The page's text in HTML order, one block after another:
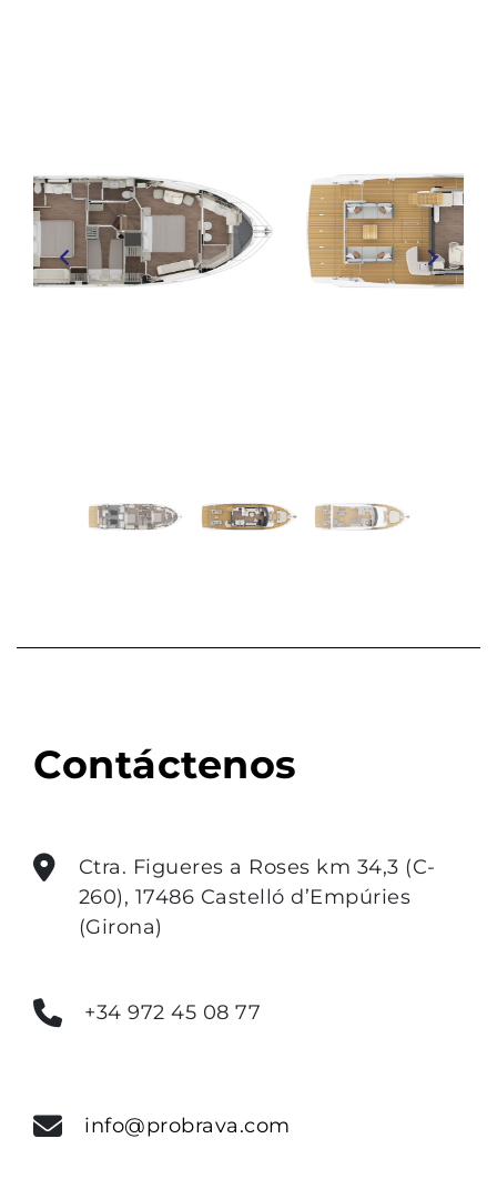
Contáctenos
Ctra. Figueres a Roses km 34,3 (C-
260), 17486 Castelló d’Empúries
(Girona)
+34 972 45 08 77
info@probrava.com